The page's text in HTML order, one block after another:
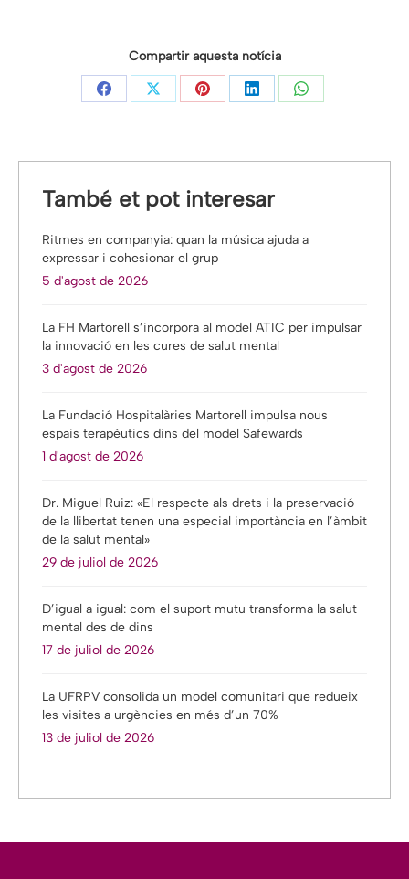
Compartir aquesta notícia
Share
Share
Share
Share
Share
També et pot interesar
Ritmes en companyia: quan la música ajuda a
expressar i cohesionar el grup
5 d'agost de 2026
La FH Martorell s’incorpora al model ATIC per impulsar
la innovació en les cures de salut mental
3 d'agost de 2026
La Fundació Hospitalàries Martorell impulsa nous
espais terapèutics dins del model Safewards
1 d'agost de 2026
Dr. Miguel Ruiz: «El respecte als drets i la preservació
de la llibertat tenen una especial importància en l’àmbit
de la salut mental»
29 de juliol de 2026
D’igual a igual: com el suport mutu transforma la salut
mental des de dins
17 de juliol de 2026
La UFRPV consolida un model comunitari que redueix
les visites a urgències en més d’un 70%
13 de juliol de 2026